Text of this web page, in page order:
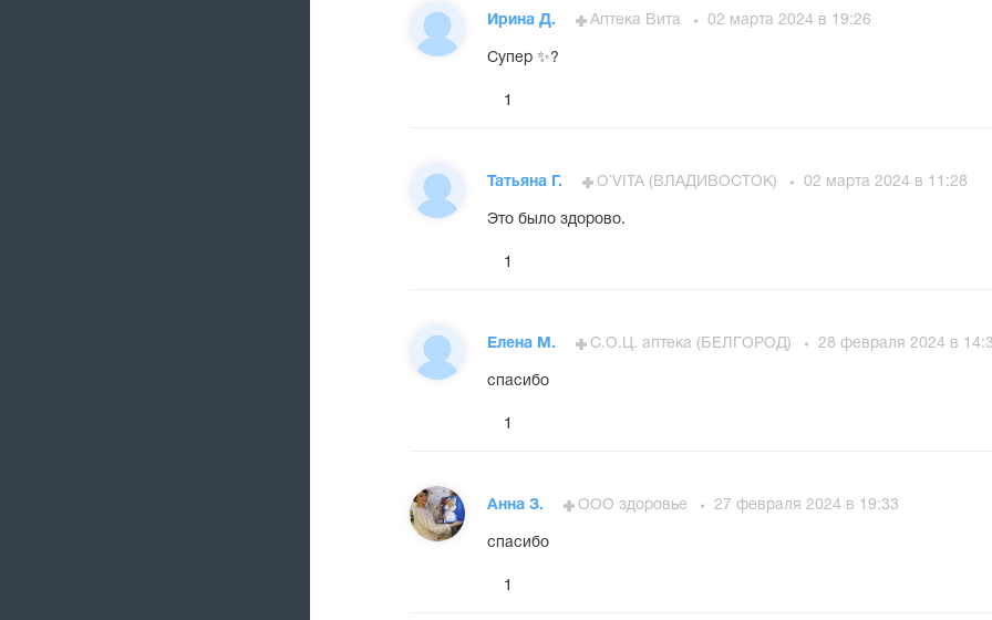
Ирина Д. Аптека Вита 02 марта 2024 в 19:26
Супер ✨?
1
Татьяна Г. O`VITA (ВЛАДИВОСТОК) 02 марта 2024 в 11:28
Это было здорово.
1
Елена М. С.О.Ц. аптека (БЕЛГОРОД) 28 февраля 2024 в
спасибо
1
Анна З. ООО здоровье 27 февраля 2024 в 19:33
спасибо
1